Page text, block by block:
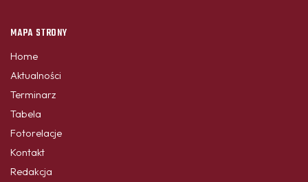
MAPA STRONY
Home
Aktualności
Terminarz
Tabela
Fotorelacje
Kontakt
Redakcja